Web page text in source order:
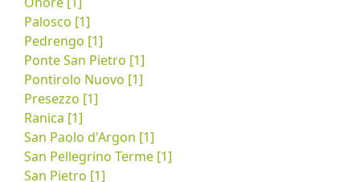
Palosco [1]
Pedrengo [1]
Ponte San Pietro [1]
Pontirolo Nuovo [1]
Presezzo [1]
Ranica [1]
San Paolo d'Argon [1]
San Pellegrino Terme [1]
San Pietro [1]